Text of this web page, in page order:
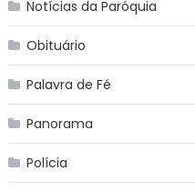
Notícias da Paróquia
Obituário
Palavra de Fé
Panorama
Polícia